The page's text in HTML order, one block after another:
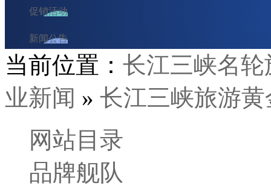
促销活动
新闻公告
游轮资讯
周边新闻
当前位置： 长江三峡名
业新闻 » 长江三峡旅游
网站目录
品牌舰队